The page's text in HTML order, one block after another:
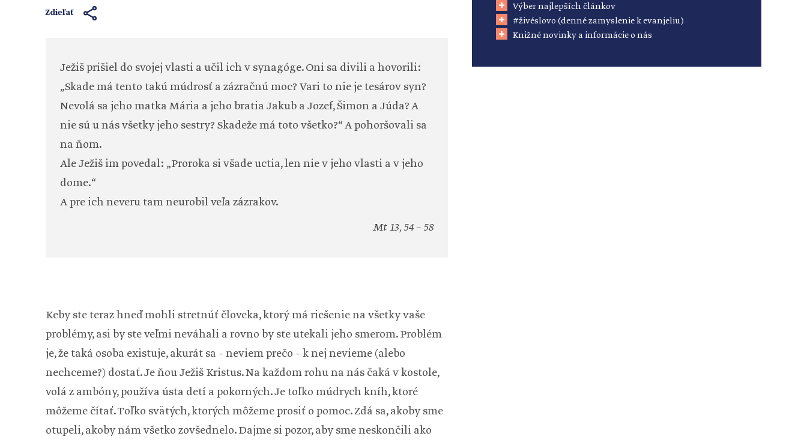
Zdieľať
Ježiš prišiel do svojej vlasti a učil ich v synagóge. Oni sa divili a hovorili:
„Skade má tento takú múdrosť a zázračnú moc? Vari to nie je tesárov syn?
Nevolá sa jeho matka Mária a jeho bratia Jakub a Jozef, Šimon a Júda? A
nie sú u nás všetky jeho sestry? Skadeže má toto všetko?“ A pohoršovali sa
na ňom.
Ale Ježiš im povedal: „Proroka si všade uctia, len nie v jeho vlasti a v jeho
dome.“
A pre ich neveru tam neurobil veľa zázrakov.
Mt 13, 54 – 58
Keby ste teraz hneď mohli stretnúť človeka, ktorý má riešenie na všetky vaše
problémy, asi by ste veľmi neváhali a rovno by ste utekali jeho smerom. Problém
je, že taká osoba existuje, akurát sa – neviem prečo – k nej nevieme (alebo
nechceme?) dostať. Je ňou Ježiš Kristus. Na každom rohu na nás čaká v kostole,
volá z ambóny, používa ústa detí a pokorných. Je toľko múdrych kníh, ktoré
môžeme čítať. Toľko svätých, ktorých môžeme prosiť o pomoc. Zdá sa, akoby sme
otupeli, akoby nám všetko zovšednelo. Dajme si pozor, aby sme neskončili ako
Výber najlepších článkov
#živéslovo (denné zamyslenie k evanjeliu)
Knižné novinky a informácie o nás